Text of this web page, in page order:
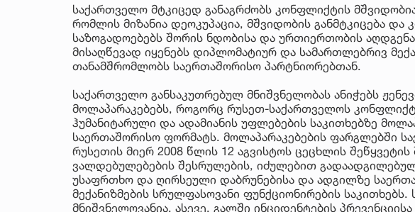
საქართველო მტკიცედ განაგრძობს კონფლიქტის
რომლის მიზანია დეოკუპაცია, მშვიდობის განმტკიცება
საზოგადოებებს შორის ნდობისა და ურთიერთობის
მისაღწევად იყენებს დიპლომატიურ და სამართლებრივ
თანამშრომლობს საერთაშორისო პარტნიორებთან.
საქართველო განსაკუთრებულ მნიშვნელობას ანიჭებს
მოლაპარაკებებს, როგორც რუსეთ-საქართველოს
ჰუმანიტარული და ადამიანის უფლებების საკითხებზე
საერთაშორისო ფორმატს. მოლაპარაკებების ფარგლებში
რუსეთის მიერ 2008 წლის 12 აგვისტოს ცეცხლის შეწყვეტის
ვალდებულებების შესრულების, იძულებით
უსაფრთხო და ღირსეული დაბრუნებისა და ადგილზე
მექანიზმების სრულფასოვანი ფუნქციონირების
მნიშვნელოვანია, ასევე, გალში ინციდენტების